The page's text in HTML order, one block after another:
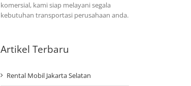
komersial, kami siap melayani segala
kebutuhan transportasi perusahaan anda.
Artikel Terbaru
Rental Mobil Jakarta Selatan